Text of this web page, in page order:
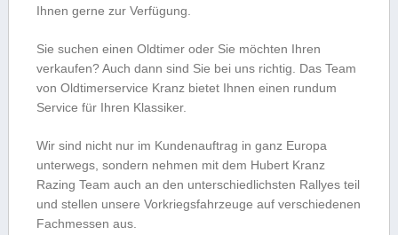
Ihnen gerne zur Verfügung.
Sie suchen einen Oldtimer oder Sie möchten Ihren
verkaufen? Auch dann sind Sie bei uns richtig. Das Team
von Oldtimerservice Kranz bietet Ihnen einen rundum
Service für Ihren Klassiker.
Wir sind nicht nur im Kundenauftrag in ganz Europa
unterwegs, sondern nehmen mit dem Hubert Kranz
Razing Team auch an den unterschiedlichsten Rallyes teil
und stellen unsere Vorkriegsfahrzeuge auf verschiedenen
Fachmessen aus.